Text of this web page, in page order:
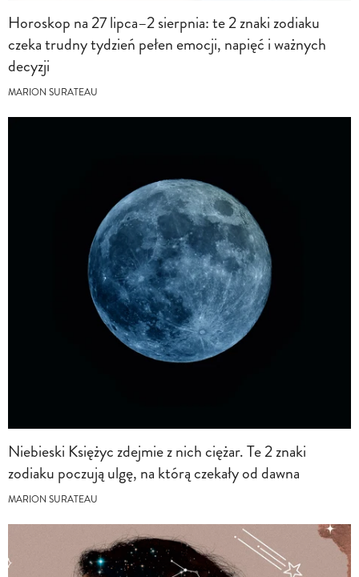
Horoskop na 27 lipca–2 sierpnia: te 2 znaki zodiaku
czeka trudny tydzień pełen emocji, napięć i ważnych
decyzji
MARION SURATEAU
Niebieski Księżyc zdejmie z nich ciężar. Te 2 znaki
zodiaku poczują ulgę, na którą czekały od dawna
MARION SURATEAU